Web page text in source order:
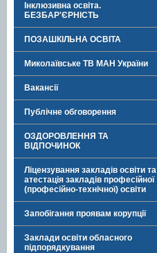
Інклюзивна освіта.
БЕЗБАР'ЄРНІСТЬ
ПОЗАШКІЛЬНА ОСВІТА
Миколаївське ТВ МАН України
Вакансії
Публічне обговорення
ОЗДОРОВЛЕННЯ ТА
ВІДПОЧИНОК
Ліцензування закладів освіти та
атестація закладів професійної
(професійно-технічної) освіти
Запобігання проявам корупції
Заклади освіти обласного
підпорядкування